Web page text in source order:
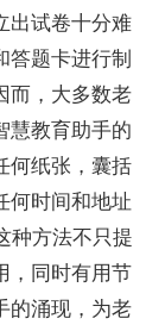
出试卷十分难
答题卡进行制
而，大多数老
慧教育助手的
何纸张，囊括
何时间和地址
种方法不只提
，同时有用节
的涌现，为老